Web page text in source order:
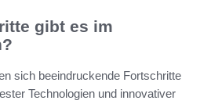
gibt es im
sich beeindruckende Fortschritte
Technologien und innovativer